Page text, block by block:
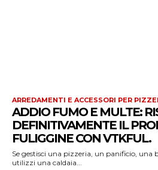
ARREDAMENTI E ACCESSORI PER
ADDIO FUMO E MULTE:
DEFINITIVAMENTE IL
FULIGGINE CON VTKFUL.
Se gestisci una pizzeria, un panificio, una
utilizzi una caldaia...